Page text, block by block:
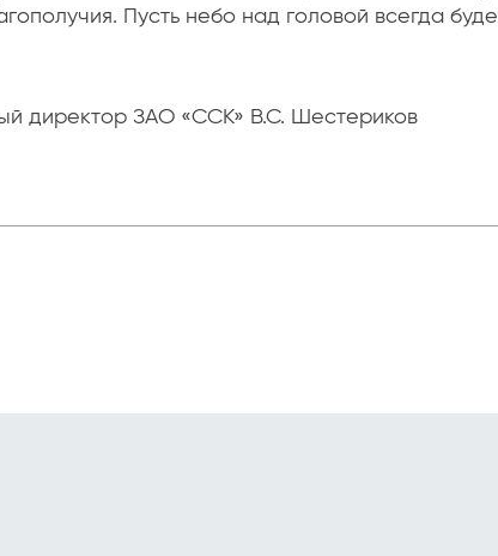
Пусть небо над головой всегда
директор ЗАО «ССК» В.С. Шестериков